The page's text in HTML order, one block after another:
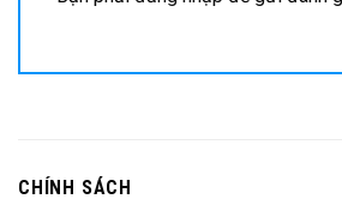
CHÍNH SÁCH